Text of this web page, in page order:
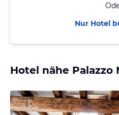
Nur Hotel
Hotel nähe Palazzo